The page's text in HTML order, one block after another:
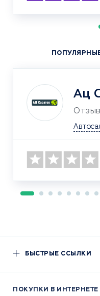
Ац
БЫСТРЫЕ ССЫЛКИ
ПОКУПКИ В ИНТЕРНЕТЕ